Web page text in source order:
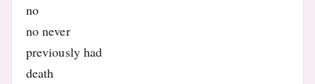
no
no never
previously had
death